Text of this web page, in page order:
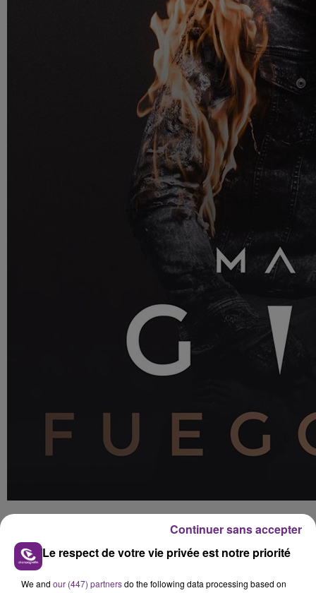
Le respect de votre vie privée est notre priorité
We and our (447) partnersdo the following data processing based on
Continuer sans accepter